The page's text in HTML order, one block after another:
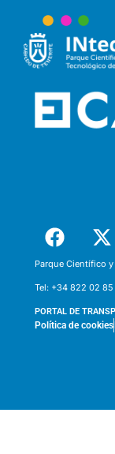
Parque Científico
Tel: +34 822 02 85
PORTAL DE
Política de cookies